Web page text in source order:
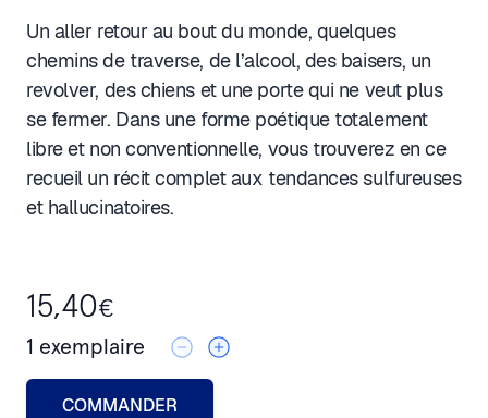
Un aller retour au bout du monde, quelques
chemins de traverse, de l’alcool, des baisers, un
revolver, des chiens et une porte qui ne veut plus
se fermer. Dans une forme poétique totalement
libre et non conventionnelle, vous trouverez en ce
recueil un récit complet aux tendances sulfureuses
et hallucinatoires.
15,40€
1 exemplaire
COMMANDER